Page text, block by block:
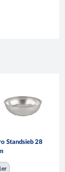
Standsieb 28